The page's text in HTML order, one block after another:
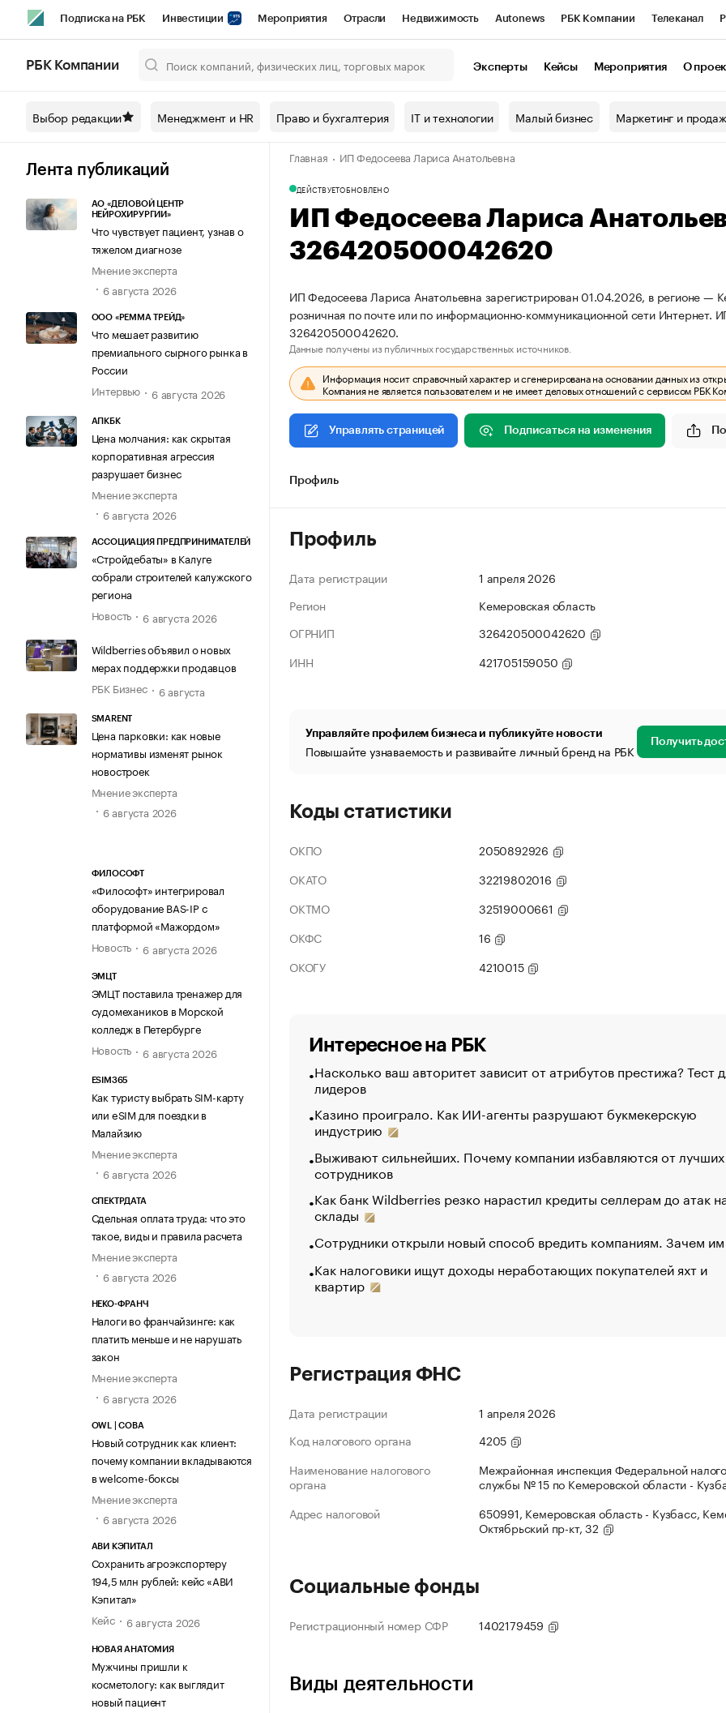
Подписка на РБК Инвестиции Мероприятия Отрасли Недвижимость Autonews РБК Компании Телеканал
Спецпроекты СПб Конференции СПб Спецпроекты Проверка контрагентов
Технологии и медиа Рынок наличной валюты
РБК Компании Эксперты Кейсы Мероприятия О
Выбор редакции Менеджмент и HR Право и бухгалтерия IT и технологии Малый бизнес Маркетинг и
Лента публикаций
АО «ДЕЛОВОЙ ЦЕНТР
НЕЙРОХИРУРГИИ»
Что чувствует пациент, узнав о
тяжелом диагнозе
Мнение эксперта
6 августа 2026
ООО «РЕММА ТРЕЙД»
Что мешает развитию
премиального сырного рынка в
России
Интервью
6 августа 2026
АПКБК
Цена молчания: как скрытая
корпоративная агрессия
разрушает бизнес
Мнение эксперта
6 августа 2026
АССОЦИАЦИЯ ПРЕДПРИНИМАТЕЛЕЙ
«Стройдебаты» в Калуге
собрали строителей калужского
региона
Новость
6 августа 2026
Wildberries объявил о новых
мерах поддержки продавцов
РБК Бизнес
6 августа
SMARENT
Цена парковки: как новые
нормативы изменят рынок
новостроек
Мнение эксперта
6 августа 2026
ФИЛОСОФТ
«Философт» интегрировал
оборудование BAS-IP с
платформой «Мажордом»
Новость
6 августа 2026
ЭМЦТ
ЭМЦТ поставила тренажер для
судомехаников в Морской
колледж в Петербурге
Новость
6 августа 2026
ESIM365
Как туристу выбрать SIM-карту
или eSIM для поездки в
Малайзию
Мнение эксперта
6 августа 2026
СПЕКТРДАТА
Сдельная оплата труда: что это
такое, виды и правила расчета
Мнение эксперта
6 августа 2026
НЕКО-ФРАНЧ
Налоги во франчайзинге: как
платить меньше и не нарушать
закон
Мнение эксперта
6 августа 2026
OWL | СОВА
Новый сотрудник как клиент:
почему компании вкладываются
в welcome-боксы
Мнение эксперта
6 августа 2026
АВИ КЭПИТАЛ
Сохранить агроэкспортеру
194,5 млн рублей: кейс «АВИ
Кэпитал»
Кейс
6 августа 2026
НОВАЯ АНАТОМИЯ
Мужчины пришли к
косметологу: как выглядит
новый пациент
Главная ИП Федосеева Лариса Анатольевна
ДЕЙСТВУЕТОБНОВЛЕНО
ИП Федосеева Лариса
326420500042620
ИП Федосеева Лариса Анатольевна зарегистрирован 01.04.2026, в регионе —
розничная по почте или по информационно-коммуникационной сети
326420500042620.
Данные получены из публичных государственных источников.
Информация носит справочный характер и сгенерирована на основании данных из
Компания не является пользователем и не имеет деловых отношений с сервисом РБК
Управлять страницей Подписаться на изменения
Профиль
Профиль
Дата регистрации
1 апреля 2026
Регион
Кемеровская область
ОГРНИП
326420500042620
ИНН
421705159050
Управляйте профилем бизнеса и публикуйте новости
Повышайте узнаваемость и развивайте личный бренд на РБК Получить
Коды статистики
ОКПО
2050892926
ОКАТО
32219802016
ОКТМО
32519000661
ОКФС
16
ОКОГУ
4210015
Интересное на РБК
Насколько ваш авторитет зависит от атрибутов престижа? Тест
лидеров
Казино проиграло. Как ИИ-агенты разрушают букмекерскую
индустрию
Выживают сильнейших. Почему компании избавляются от лучших
сотрудников
Как банк Wildberries резко нарастил кредиты селлерам до атак
склады
Сотрудники открыли новый способ вредить компаниям. Зачем
Как налоговики ищут доходы неработающих покупателей яхт и
квартир
Регистрация ФНС
Дата регистрации
1 апреля 2026
Код налогового органа
4205
Наименование налогового
органа
Межрайонная инспекция Федеральной
службы № 15 по Кемеровской области -
Адрес налоговой
650991, Кемеровская область - Кузбасс,
Октябрьский пр-кт, 32
Социальные фонды
Регистрационный номер СФР 1402179459
Виды деятельности